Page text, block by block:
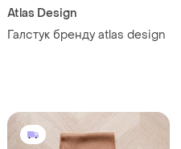
Atlas Design
Галстук бренду atlas design